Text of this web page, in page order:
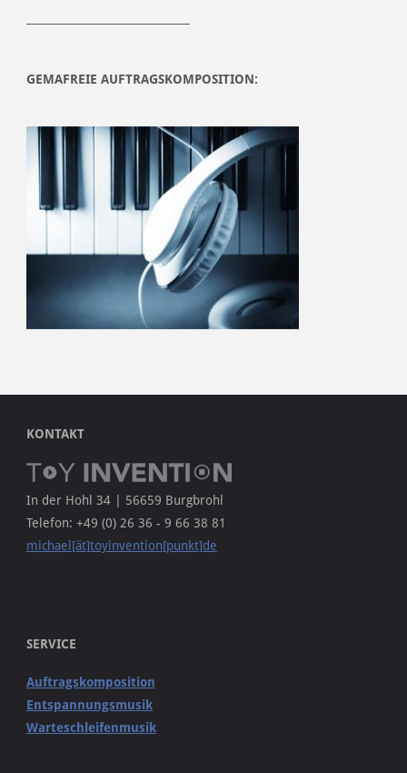
GEMAFREIE AUFTRAGSKOMPOSITION:
KONTAKT
In der Hohl 34 | 56659 Burgbrohl
Telefon: +49 (0) 26 36 - 9 66 38 81
michael[ät]toyinvention[punkt]de
SERVICE
Auftragskomposition
Entspannungsmusik
Warteschleifenmusik